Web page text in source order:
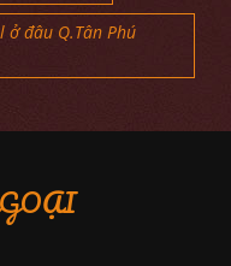
ở đâu Q.Tân Phú